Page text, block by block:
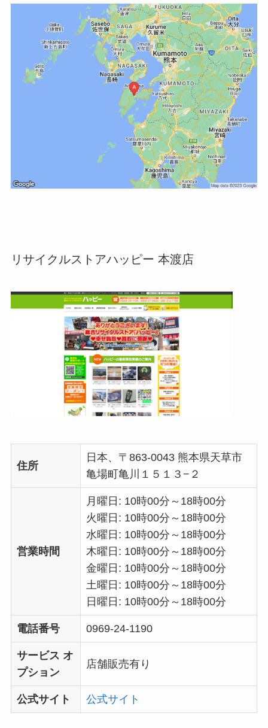
リサイクルストアハッピー 本渡店
住所
日本、〒863-0043 熊本県天草市
亀場町亀川１５１３−２
営業時間
月曜日: 10時00分～18時00分
火曜日: 10時00分～18時00分
水曜日: 10時00分～18時00分
木曜日: 10時00分～18時00分
金曜日: 10時00分～18時00分
土曜日: 10時00分～18時00分
日曜日: 10時00分～18時00分
電話番号 0969-24-1190
サービス オ
プション
店舗販売有り
公式サイト 公式サイト